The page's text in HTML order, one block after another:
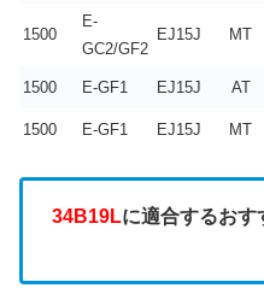
1500
E-
GC2/GF2
EJ15J MT
1500 E-GF1 EJ15J AT
1500 E-GF1 EJ15J MT
34B19Lに適合するおす